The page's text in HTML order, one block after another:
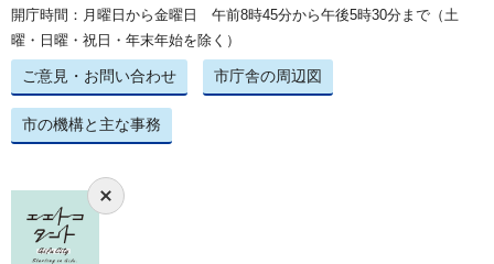
開庁時間：月曜日から金曜日 午前8時45分から午後5時30分まで（土
曜・日曜・祝日・年末年始を除く）
ご意見・お問い合わせ 市庁舎の周辺図
市の機構と主な事務